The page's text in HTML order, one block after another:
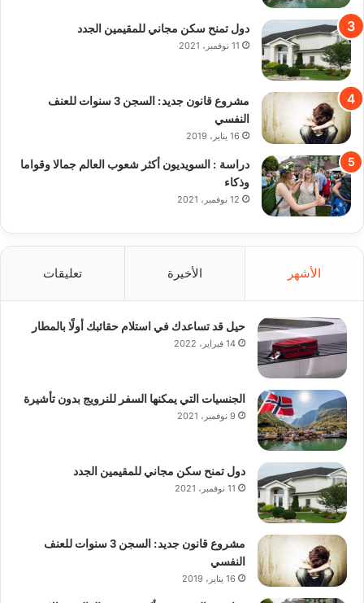
دول تمنح سكن مجاني للمقيمين الجدد
11 نوفمبر، 2021
مشروع قانون جديد: السجن 3 سنوات للعنف
النفسي
16 يناير، 2019
دراسة : السويديون أكثر شعوب العالم جمالا وقواما
وذكاء
12 نوفمبر، 2021
الأشهر الأخيرة تعليقات
حيل قد تساعدك في استلام حقائبك أولًا بالمطار
14 فبراير، 2022
الجنسيات التي يمكنها السفر للنرويج بدون تأشيرة
9 نوفمبر، 2021
دول تمنح سكن مجاني للمقيمين الجدد
11 نوفمبر، 2021
مشروع قانون جديد: السجن 3 سنوات للعنف
النفسي
16 يناير، 2019